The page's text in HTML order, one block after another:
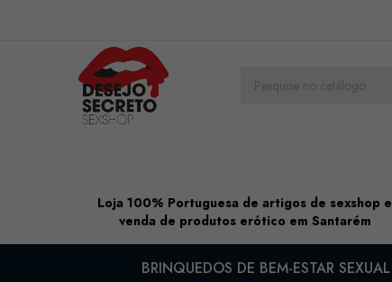
Loja 100% Portuguesa de artigos de sexshop e
venda de produtos erótico em Santarém
BRINQUEDOS DE BEM-ESTAR SEXUAL